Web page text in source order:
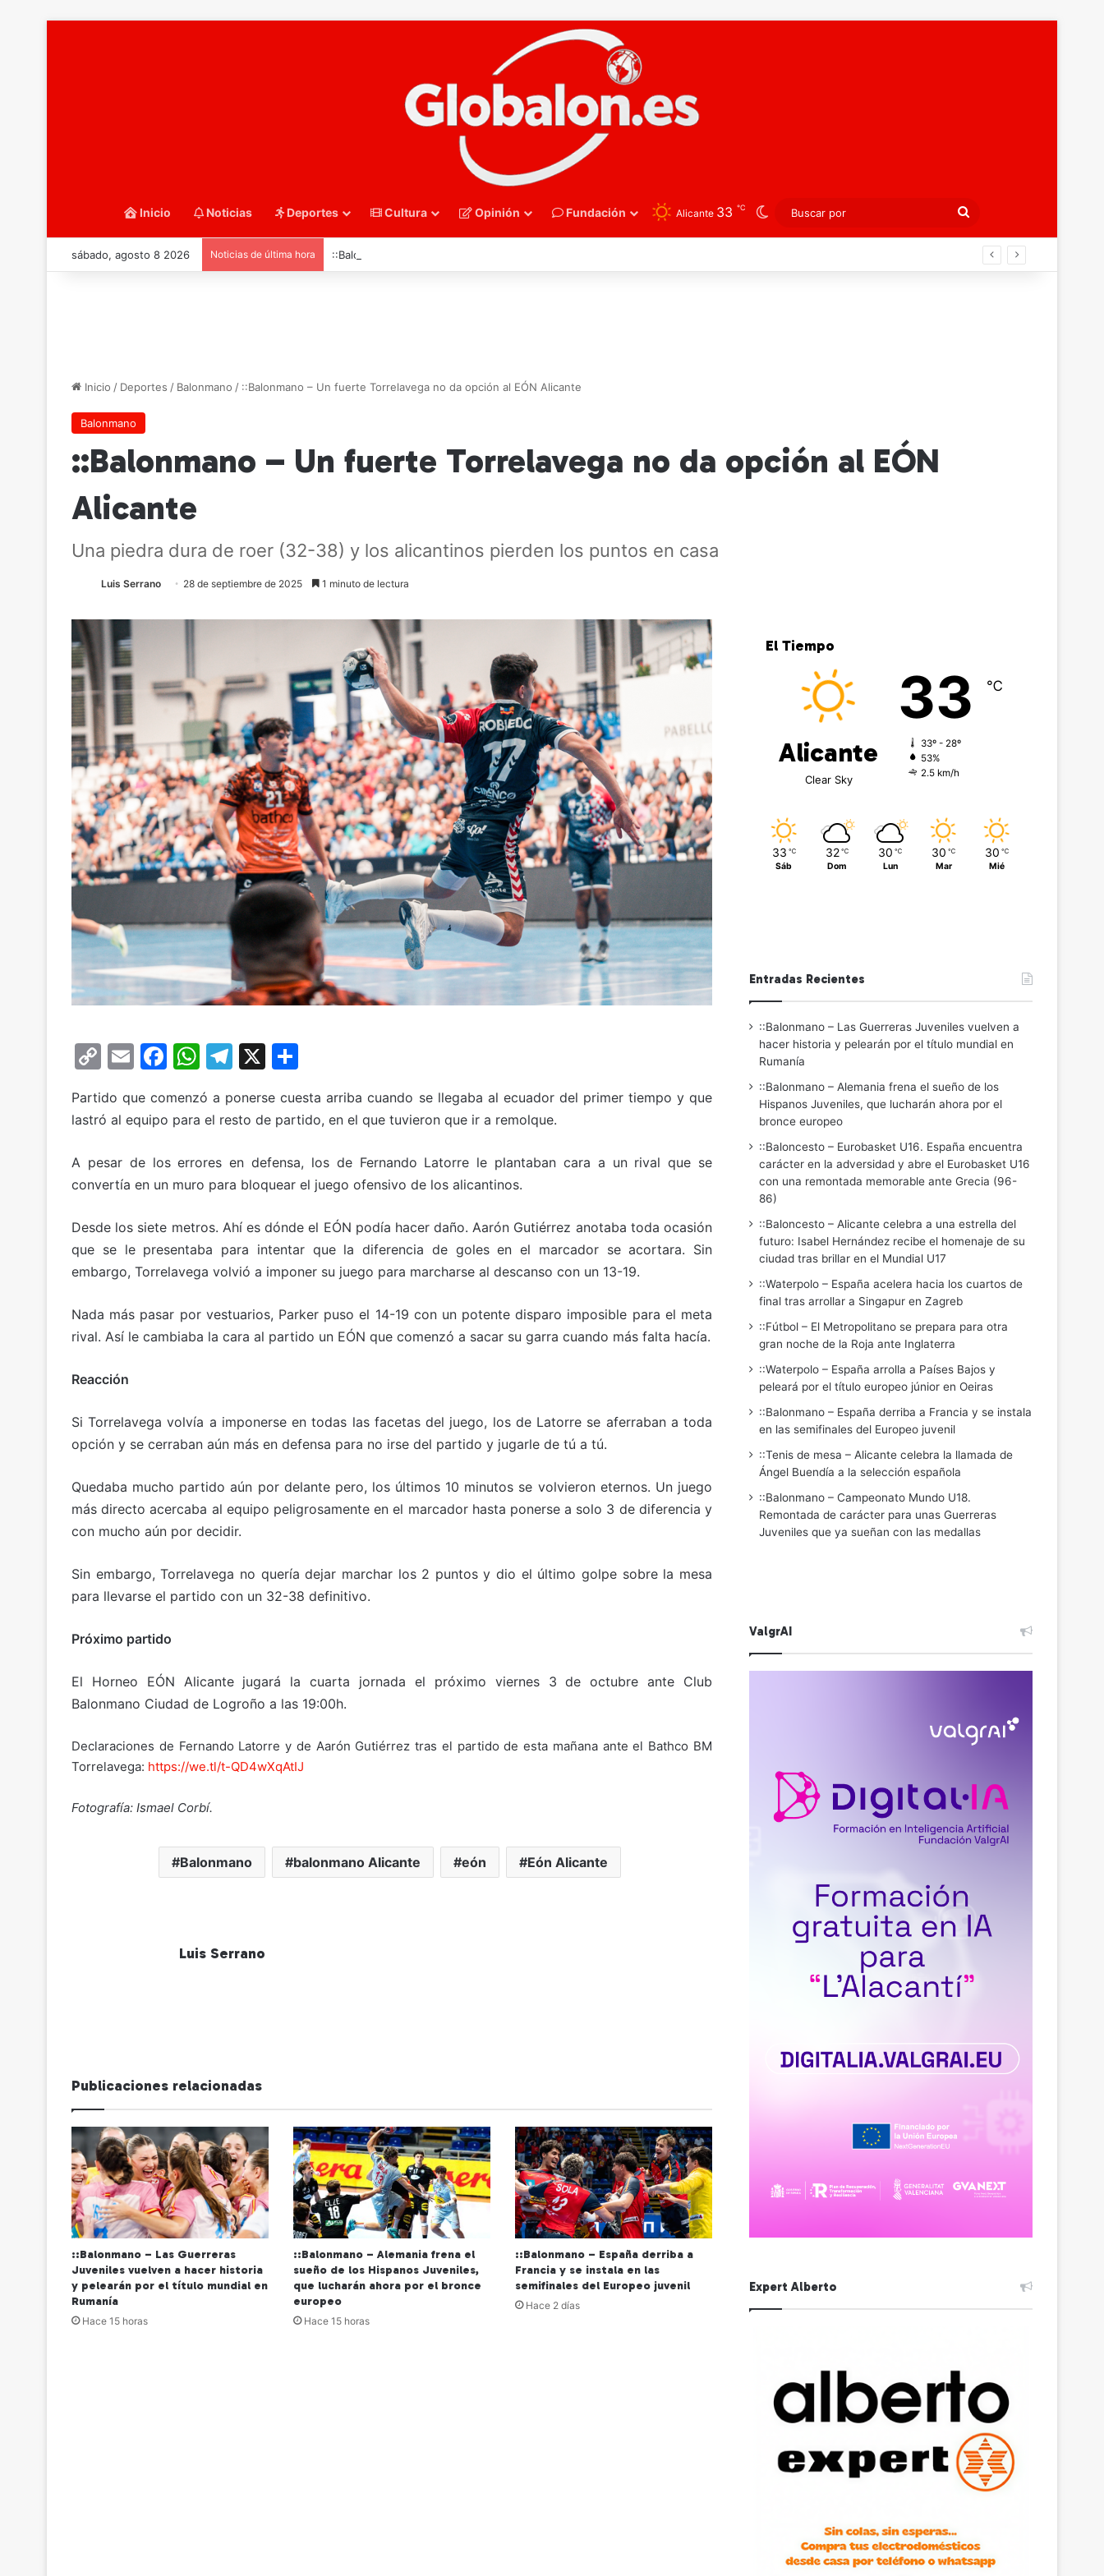
Inicio Noticias Deportes Cultura Opinión Fundación Alicante 33 ℃ Switch skin
Buscar
por
sábado, agosto 8 2026 Noticias de última hora ::Balonmano – Alemania frena el sueño de los Hispanos Juveniles, que lucharán ahora por el bronce europeo
Inicio / Deportes / Balonmano / ::Balonmano – Un fuerte Torrelavega no da opción al EÓN Alicante
Balonmano
::Balonmano – Un fuerte Torrelavega no da opción al EÓN
Alicante
Una piedra dura de roer (32-38) y los alicantinos pierden los puntos en casa
Luis Serrano 28 de septiembre de 2025 1 minuto de lectura
C
p
y
Li
n
k
E
ai
l
F
c
e
b
o
k
W
at
s
A
p
T
e
gr
a
m
X
m
p
ar
tir
Partido que comenzó a ponerse cuesta arriba cuando se llegaba al ecuador del primer tiempo y que
lastró al equipo para el resto de partido, en el que tuvieron que ir a remolque.
A pesar de los errores en defensa, los de Fernando Latorre le plantaban cara a un rival que se
convertía en un muro para bloquear el juego ofensivo de los alicantinos.
Desde los siete metros. Ahí es dónde el EÓN podía hacer daño. Aarón Gutiérrez anotaba toda ocasión
que se le presentaba para intentar que la diferencia de goles en el marcador se acortara. Sin
embargo, Torrelavega volvió a imponer su juego para marcharse al descanso con un 13-19.
Nada más pasar por vestuarios, Parker puso el 14-19 con un potente disparo imposible para el meta
rival. Así le cambiaba la cara al partido un EÓN que comenzó a sacar su garra cuando más falta hacía.
Reacción
Si Torrelavega volvía a imponerse en todas las facetas del juego, los de Latorre se aferraban a toda
opción y se cerraban aún más en defensa para no irse del partido y jugarle de tú a tú.
Quedaba mucho partido aún por delante pero, los últimos 10 minutos se volvieron eternos. Un juego
más directo acercaba al equipo peligrosamente en el marcador hasta ponerse a solo 3 de diferencia y
con mucho aún por decidir.
Sin embargo, Torrelavega no quería dejar marchar los 2 puntos y dio el último golpe sobre la mesa
para llevarse el partido con un 32-38 definitivo.
Próximo partido
El Horneo EÓN Alicante jugará la cuarta jornada el próximo viernes 3 de octubre ante Club
Balonmano Ciudad de Logroño a las 19:00h.
Declaraciones de Fernando Latorre y de Aarón Gutiérrez tras el partido de esta mañana ante el Bathco BM
Torrelavega: https://we.tl/t-QD4wXqAtIJ
Fotografía: Ismael Corbí.
Balonmano balonmano Alicante eón Eón Alicante
Luis Serrano
Publicaciones relacionadas
::Balonmano – Las Guerreras
Juveniles vuelven a hacer historia
y pelearán por el título mundial en
Rumanía
Hace 15 horas
::Balonmano – Alemania frena el
sueño de los Hispanos Juveniles,
que lucharán ahora por el bronce
europeo
Hace 15 horas
::Balonmano – España derriba a
Francia y se instala en las
semifinales del Europeo juvenil
Hace 2 días
El Tiempo
Alicante
Clear Sky
33 ℃
33º - 28º
53%
2.5 km/h
33 ℃
Sáb
32 ℃
Dom
30 ℃
Lun
30 ℃
Mar
30 ℃
Mié
Entradas Recientes
::Balonmano – Las Guerreras Juveniles vuelven a
hacer historia y pelearán por el título mundial en
Rumanía
::Balonmano – Alemania frena el sueño de los
Hispanos Juveniles, que lucharán ahora por el
bronce europeo
::Baloncesto – Eurobasket U16. España encuentra
carácter en la adversidad y abre el Eurobasket U16
con una remontada memorable ante Grecia (96-
86)
::Baloncesto – Alicante celebra a una estrella del
futuro: Isabel Hernández recibe el homenaje de su
ciudad tras brillar en el Mundial U17
::Waterpolo – España acelera hacia los cuartos de
final tras arrollar a Singapur en Zagreb
::Fútbol – El Metropolitano se prepara para otra
gran noche de la Roja ante Inglaterra
::Waterpolo – España arrolla a Países Bajos y
peleará por el título europeo júnior en Oeiras
::Balonmano – España derriba a Francia y se instala
en las semifinales del Europeo juvenil
::Tenis de mesa – Alicante celebra la llamada de
Ángel Buendía a la selección española
::Balonmano – Campeonato Mundo U18.
Remontada de carácter para unas Guerreras
Juveniles que ya sueñan con las medallas
ValgrAI
Expert Alberto